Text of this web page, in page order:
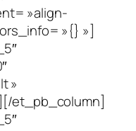
»align-
»{} »]
»
et_pb_column]